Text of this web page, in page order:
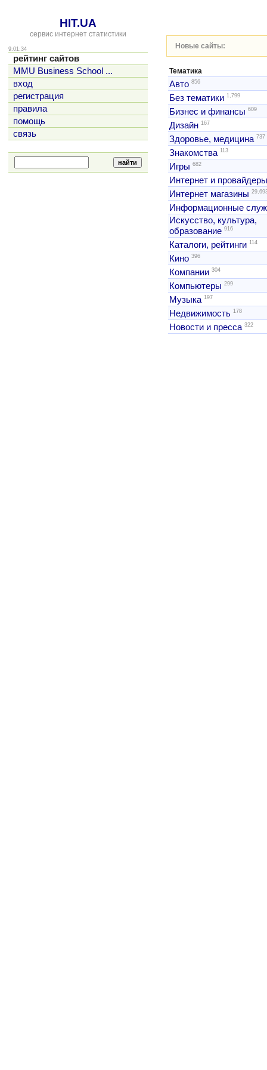
HIT.UA
сервис интернет статистики
9:01:34
рейтинг сайтов
MMU Business School ...
вход
регистрация
правила
помощь
связь
Новые сайты:
Тематика
Авто 856
Без тематики 1,799
Бизнес и финансы 609
Дизайн 167
Здоровье, медицина 737
Знакомства 113
Игры 682
Интернет и провайдеры
Интернет магазины
Информационные
Искусство, культура,
образование 916
Каталоги, рейтинги 114
Кино 396
Компании 304
Компьютеры 299
Музыка 197
Недвижимость 178
Новости и пресса 322